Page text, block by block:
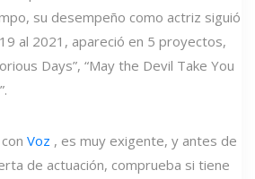
su desempeño como actriz siguió
al 2021, apareció en 5 proyectos,
Days”, “May the Devil Take You
Voz , es muy exigente, y antes de
de actuación, comprueba si tiene